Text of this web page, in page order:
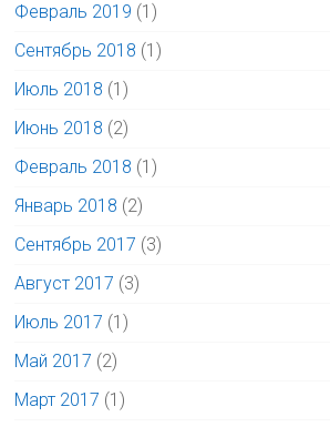
Февраль 2019 (1)
Сентябрь 2018 (1)
Июль 2018 (1)
Июнь 2018 (2)
Февраль 2018 (1)
Январь 2018 (2)
Сентябрь 2017 (3)
Август 2017 (3)
Июль 2017 (1)
Май 2017 (2)
Март 2017 (1)